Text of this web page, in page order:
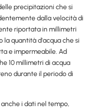
precipitazioni che si
dalla velocità di
riportata in millimetri
la quantità d'acqua che si
e impermeabile. Ad
10 millimetri di acqua
durante il periodo di
i dati nel tempo,